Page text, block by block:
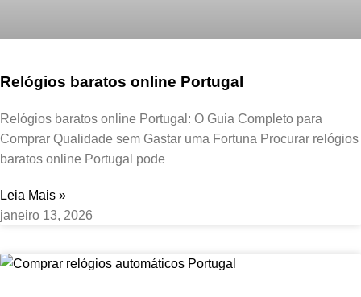
Relógios baratos online Portugal
Relógios baratos online Portugal: O Guia Completo para
Comprar Qualidade sem Gastar uma Fortuna Procurar relógios
baratos online Portugal pode
Leia Mais »
janeiro 13, 2026